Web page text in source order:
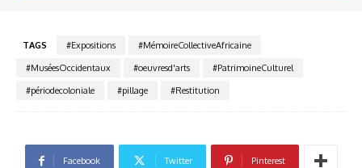
TAGS #Expositions
#MémoireCollectiveAfricaine
#MuséesOccidentaux
#oeuvresd'arts
#PatrimoineCulturel
#périodecoloniale
#pillage #Restitution
Facebook Twitter Pinterest